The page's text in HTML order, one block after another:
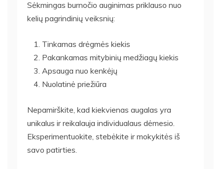
Sėkmingas burnočio auginimas priklauso nuo
kelių pagrindinių veiksnių:
Tinkamas drėgmės kiekis
Pakankamas mitybinių medžiagų kiekis
Apsauga nuo kenkėjų
Nuolatinė priežiūra
Nepamirškite, kad kiekvienas augalas yra
unikalus ir reikalauja individualaus dėmesio.
Eksperimentuokite, stebėkite ir mokykitės iš
savo patirties.